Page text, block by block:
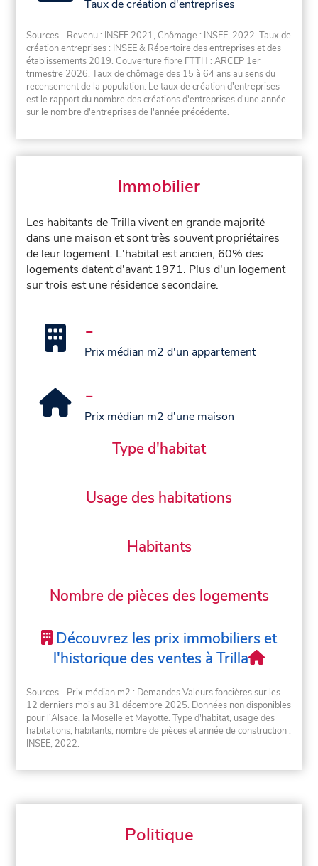
Taux de création d'entreprises
Sources - Revenu : INSEE 2021, Chômage : INSEE, 2022. Taux de
création entreprises : INSEE & Répertoire des entreprises et des
établissements 2019. Couverture fibre FTTH : ARCEP 1er
trimestre 2026. Taux de chômage des 15 à 64 ans au sens du
recensement de la population. Le taux de création d'entreprises
est le rapport du nombre des créations d'entreprises d'une année
sur le nombre d'entreprises de l'année précédente.
Immobilier
Les habitants de Trilla vivent en grande majorité
dans une maison et sont très souvent propriétaires
de leur logement. L'habitat est ancien, 60% des
logements datent d'avant 1971. Plus d'un logement
sur trois est une résidence secondaire.
-
Prix médian m2 d'un appartement
-
Prix médian m2 d'une maison
Type d'habitat
Usage des habitations
Habitants
Nombre de pièces des logements
Découvrez les prix immobiliers et
l'historique des ventes à Trilla
Sources - Prix médian m2 : Demandes Valeurs foncières sur les
12 derniers mois au 31 décembre 2025. Données non disponibles
pour l'Alsace, la Moselle et Mayotte. Type d'habitat, usage des
habitations, habitants, nombre de pièces et année de construction :
INSEE, 2022.
Politique